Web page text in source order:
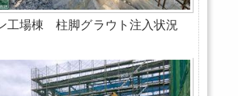
工場棟 柱脚グラウト注入状況